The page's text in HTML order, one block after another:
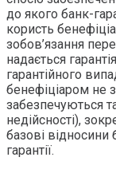
до якого банк-
користь
зобов’язання
надається
гарантійного
бенефіціаром не
забезпечуються
недійсності),
базові відносини
гарантії.